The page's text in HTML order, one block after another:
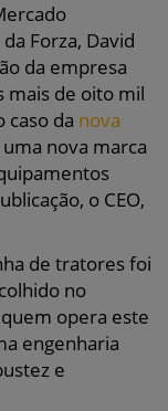
Forza, David
da empresa
mais de oito mil
caso da nova
nova marca
o CEO,
de tratores foi
no
opera este
engenharia
e